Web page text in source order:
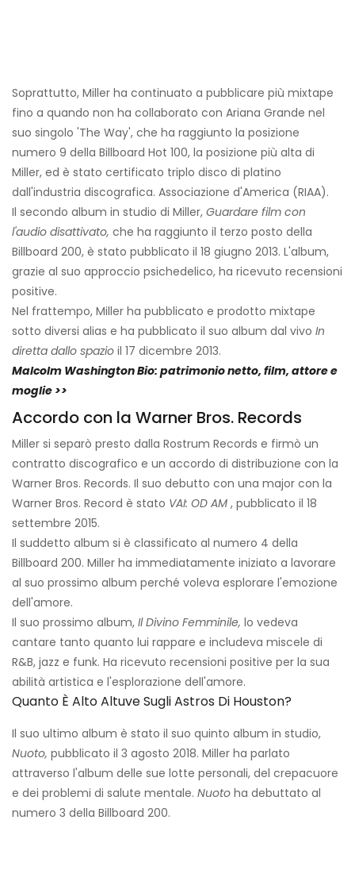
Soprattutto, Miller ha continuato a pubblicare più mixtape
fino a quando non ha collaborato con Ariana Grande nel
suo singolo 'The Way', che ha raggiunto la posizione
numero 9 della Billboard Hot 100, la posizione più alta di
Miller, ed è stato certificato triplo disco di platino
dall'industria discografica. Associazione d'America (RIAA).
Il secondo album in studio di Miller, Guardare film con
l'audio disattivato, che ha raggiunto il terzo posto della
Billboard 200, è stato pubblicato il 18 giugno 2013. L'album,
grazie al suo approccio psichedelico, ha ricevuto recensioni
positive.
Nel frattempo, Miller ha pubblicato e prodotto mixtape
sotto diversi alias e ha pubblicato il suo album dal vivo In
diretta dallo spazio il 17 dicembre 2013.
Malcolm Washington Bio: patrimonio netto, film, attore e
moglie >>
Accordo con la Warner Bros. Records
Miller si separò presto dalla Rostrum Records e firmò un
contratto discografico e un accordo di distribuzione con la
Warner Bros. Records. Il suo debutto con una major con la
Warner Bros. Record è stato VAI: OD AM , pubblicato il 18
settembre 2015.
Il suddetto album si è classificato al numero 4 della
Billboard 200. Miller ha immediatamente iniziato a lavorare
al suo prossimo album perché voleva esplorare l'emozione
dell'amore.
Il suo prossimo album, Il Divino Femminile, lo vedeva
cantare tanto quanto lui rappare e includeva miscele di
R&B, jazz e funk. Ha ricevuto recensioni positive per la sua
abilità artistica e l'esplorazione dell'amore.
Quanto È Alto Altuve Sugli Astros Di Houston?
Il suo ultimo album è stato il suo quinto album in studio,
Nuoto, pubblicato il 3 agosto 2018. Miller ha parlato
attraverso l'album delle sue lotte personali, del crepacuore
e dei problemi di salute mentale. Nuoto ha debuttato al
numero 3 della Billboard 200.